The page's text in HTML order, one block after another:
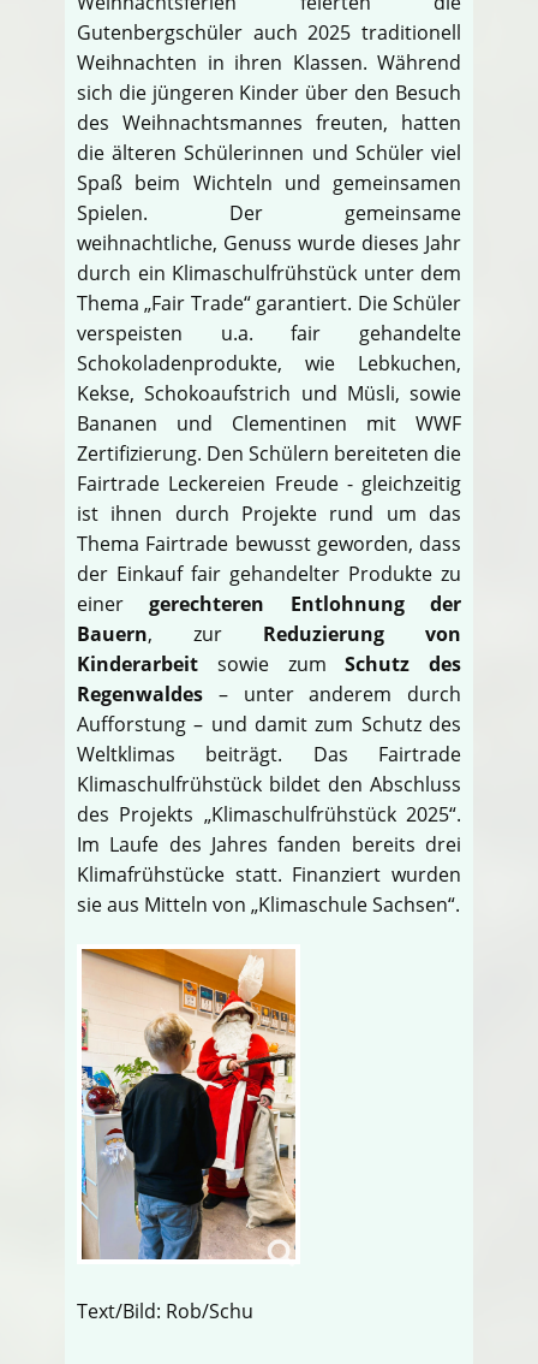
Gutenbergschüler auch 2025 traditionell
Weihnachten in ihren Klassen. Während
sich die jüngeren Kinder über den Besuch
des Weihnachtsmannes freuten, hatten
die älteren Schülerinnen und Schüler viel
Spaß beim Wichteln und gemeinsamen
Spielen. Der gemeinsame
weihnachtliche, Genuss wurde dieses Jahr
durch ein Klimaschulfrühstück unter dem
Thema „Fair Trade“ garantiert. Die Schüler
verspeisten u.a. fair gehandelte
Schokoladenprodukte, wie Lebkuchen,
Kekse, Schokoaufstrich und Müsli, sowie
Bananen und Clementinen mit WWF
Zertifizierung. Den Schülern bereiteten die
Fairtrade Leckereien Freude - gleichzeitig
ist ihnen durch Projekte rund um das
Thema Fairtrade bewusst geworden, dass
der Einkauf fair gehandelter Produkte zu
einergerechteren Entlohnung der
Bauern, zur Reduzierung von
Kinderarbeit sowie zumSchutz des
Regenwaldes – unter anderem durch
Aufforstung – und damit zum Schutz des
Weltklimas beiträgt. Das Fairtrade
Klimaschulfrühstück bildet den Abschluss
des Projekts „Klimaschulfrühstück 2025“.
Im Laufe des Jahres fanden bereits drei
Klimafrühstücke statt. Finanziert wurden
sie aus Mitteln von „Klimaschule Sachsen“.
Text/Bild: Rob/Schu